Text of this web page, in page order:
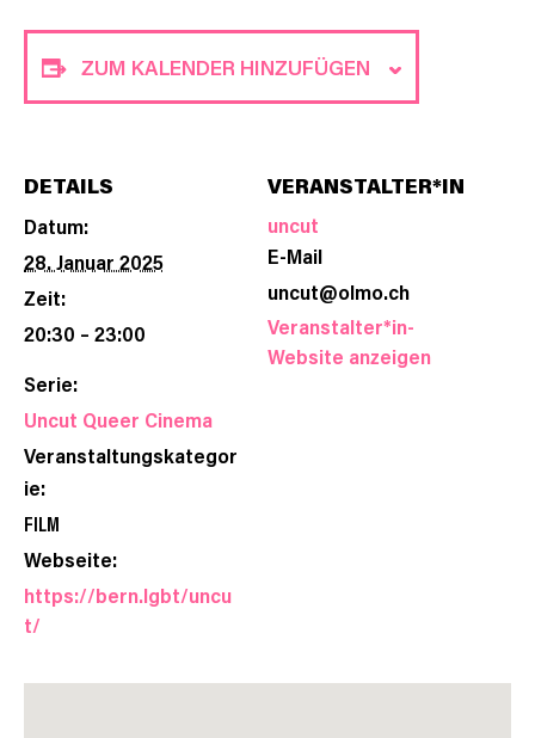
ZUM KALENDER HINZUFÜGEN
DETAILS
Datum:
28. Januar 2025
Zeit:
20:30 – 23:00
Serie:
Uncut Queer Cinema
Veranstaltungskategor
ie:
FILM
Webseite:
https://bern.lgbt/uncu
t/
VERANSTALTER*IN
uncut
E-Mail
uncut@olmo.ch
Veranstalter*in-
Website anzeigen